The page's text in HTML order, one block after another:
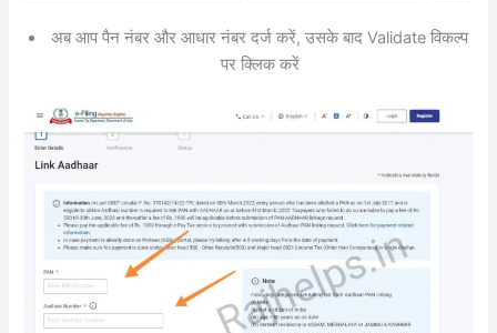
अब आप पैन नंबर और आधार नंबर दर्ज करें, उसके बाद Validate विकल्प
पर क्लिक करें